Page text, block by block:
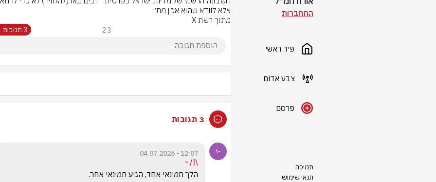
התחברות
פיד ראשי
צבע אדום
פרסם
תמיכה
תנאי שימוש
אלא לוודא שהוא אכן מת״.
מתוך רשת X
23 3 תגובות
3 תגובות
12:07 - 04.07.2026
\|/ ~